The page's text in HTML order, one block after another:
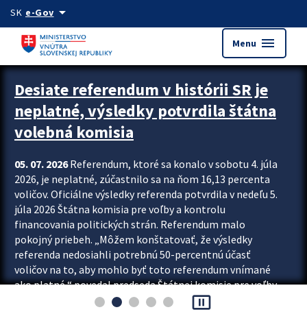
Preskocit na hlavný obsah
SK e-Govarrow_drop_down
Menu menu
Zastavit automatický posun upútavok
Desiate referendum v histórii SR je
neplatné, výsledky potvrdila štátna
volebná komisia
05. 07. 2026Referendum, ktoré sa konalo v sobotu 4. júla
2026, je neplatné, zúčastnilo sa na ňom 16,13 percenta
voličov. Oficiálne výsledky referenda potvrdila v nedeľu 5.
júla 2026 Štátna komisia pre voľby a kontrolu
financovania politických strán. Referendum malo
pokojný priebeh. „Môžem konštatovať, že výsledky
referenda nedosiahli potrebnú 50-percentnú účasť
voličov na to, aby mohlo byť toto referendum vnímané
ako platné,“ povedal predseda Štátnej komisie pre voľby
a kontrolu financovania politických...
pause_presentation